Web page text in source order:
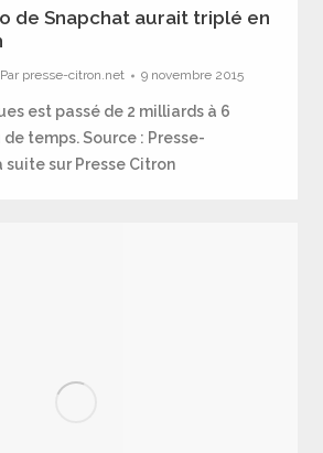
de Snapchat aurait triplé en
Par presse-citron.net 9 novembre 2015
est passé de 2 milliards à 6
temps. Source : Presse-
suite sur Presse Citron